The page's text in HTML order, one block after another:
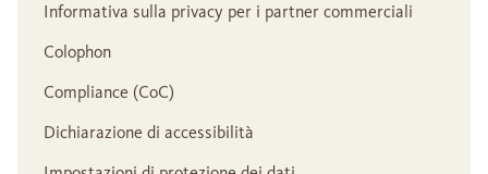
Informativa sulla privacy per i partner commerciali
Colophon
Compliance (CoC)
Dichiarazione di accessibilità